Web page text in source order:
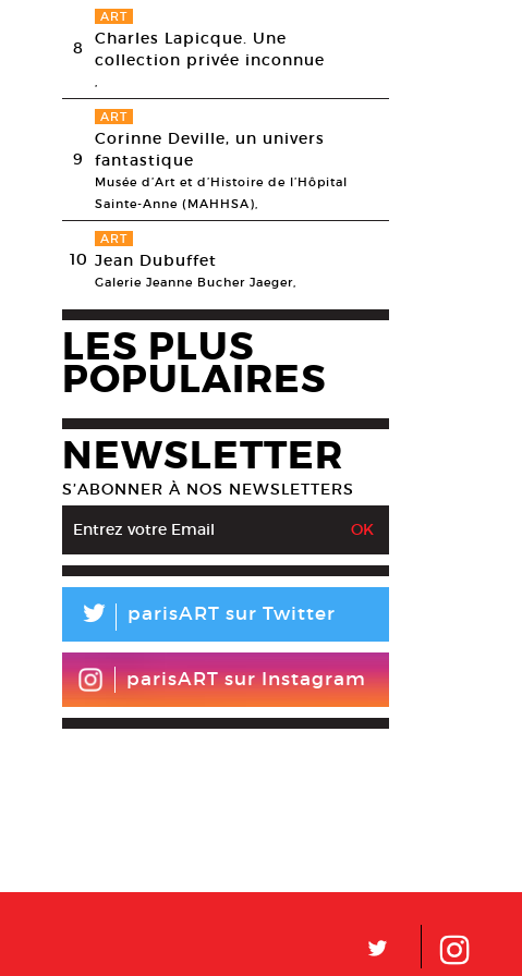
8
ART
Charles Lapicque. Une
collection privée inconnue
,
9
ART
Corinne Deville, un univers
fantastique
Musée d’Art et d’Histoire de l’Hôpital
Sainte-Anne (MAHHSA),
10
ART
Jean Dubuffet
Galerie Jeanne Bucher Jaeger,
LES PLUS
POPULAIRES
NEWSLETTER
S’ABONNER À NOS NEWSLETTERS
L parisART sur Twitter
parisART sur Instagram
L